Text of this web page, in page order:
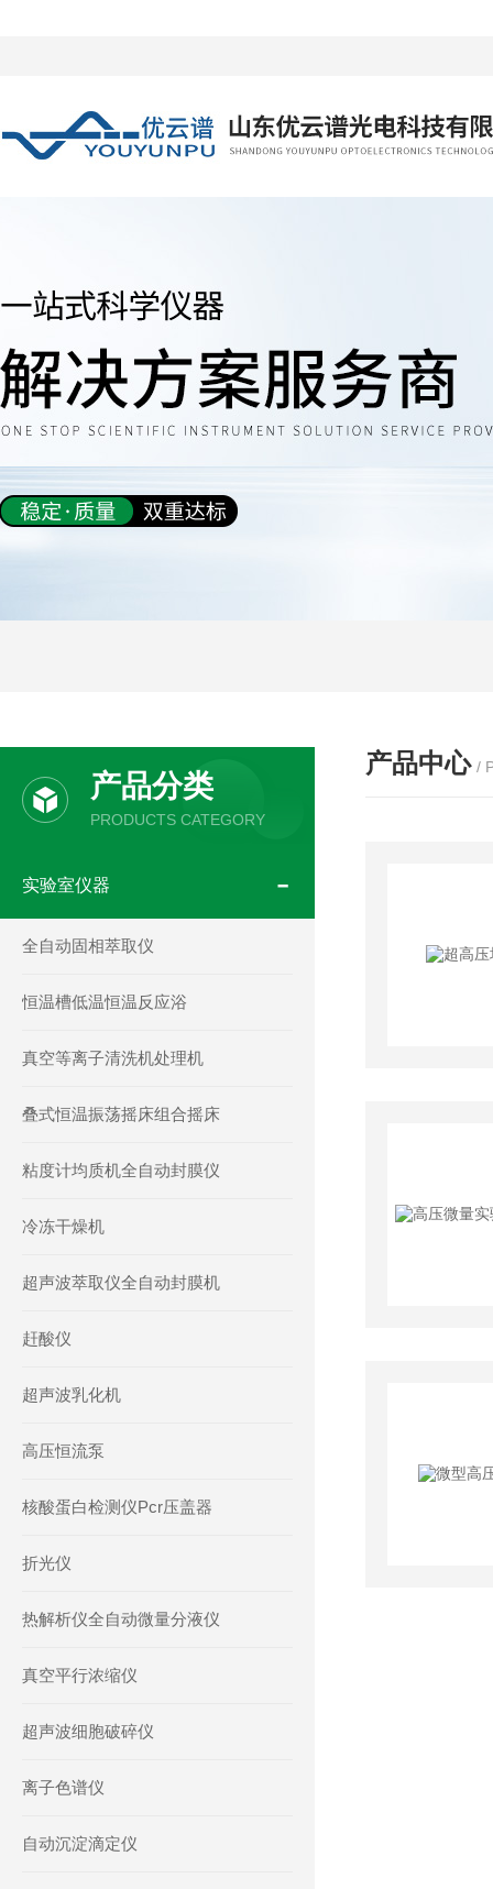
产品分类
PRODUCTS CATEGORY
实验室仪器
全自动固相萃取仪
恒温槽低温恒温反应浴
真空等离子清洗机处理机
叠式恒温振荡摇床组合摇床
粘度计均质机全自动封膜仪
冷冻干燥机
超声波萃取仪全自动封膜机
赶酸仪
超声波乳化机
高压恒流泵
核酸蛋白检测仪Pcr压盖器
折光仪
热解析仪全自动微量分液仪
真空平行浓缩仪
超声波细胞破碎仪
离子色谱仪
自动沉淀滴定仪
产品中心 /